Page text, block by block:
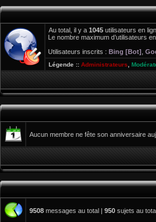
Au total, il y a 1045 utilisateurs en
Le nombre maximum d’utilisateurs
Utilisateurs inscrits : Bing [Bot]
Légende :: Administrateurs
Aucun membre ne fête son anniversaire
9508 messages au total | 950 sujets au